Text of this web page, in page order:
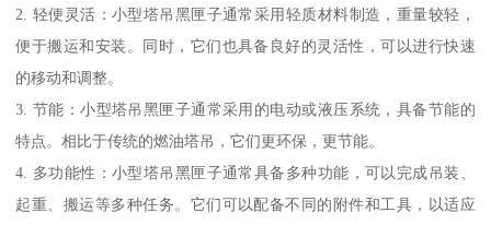
2. 轻便灵活：小型塔吊黑匣子通常采用轻质材料制造，重量较轻，
便于搬运和安装。同时，它们也具备良好的灵活性，可以进行快速
的移动和调整。
3. 节能：小型塔吊黑匣子通常采用的电动或液压系统，具备节能的
特点。相比于传统的燃油塔吊，它们更环保，更节能。
4. 多功能性：小型塔吊黑匣子通常具备多种功能，可以完成吊装、
起重、搬运等多种任务。它们可以配备不同的附件和工具，以适应